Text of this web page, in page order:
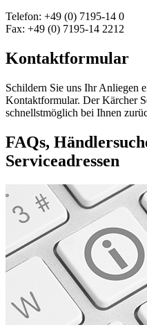
Telefon: +49 (0) 7195-14 0
Fax: +49 (0) 7195-14 2212
Kontaktformular
Schildern Sie uns Ihr Anliegen
Kontaktformular. Der Kärcher
schnellstmöglich bei Ihnen
FAQs,
Serviceadressen